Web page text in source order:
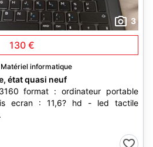
3
130 €
Matériel informatique
état quasi neuf
format : ordinateur portable
ecran : 11,6? hd - led tactile